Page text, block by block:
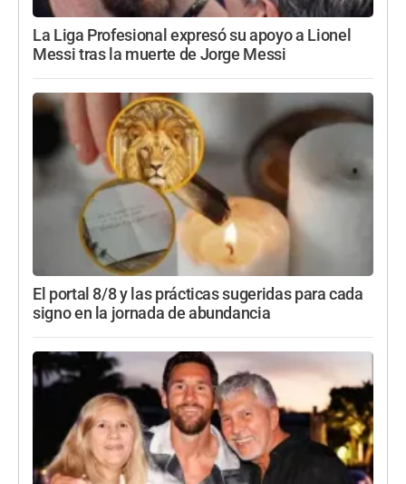
La Liga Profesional expresó su apoyo a Lionel
Messi tras la muerte de Jorge Messi
El portal 8/8 y las prácticas sugeridas para cada
signo en la jornada de abundancia